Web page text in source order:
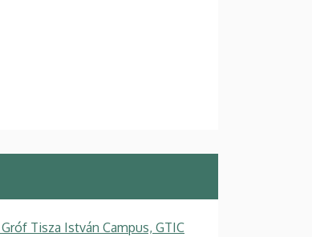
Tisza István Campus, GTIC